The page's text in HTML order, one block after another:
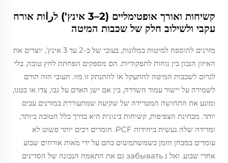
קשיחות ואורך אופטימליים (2–3 אינץ') לراות אורח
עקבי ולשילוב חלק של שכבות המיטה
מזרנים להוספה למיטות במלונות, בעובי של כ-2 עד 3 אינץ', יוצרים את
האיזון הנכון בין נוחות לתפקודיות. הם מספקים הפחתת לחץ טובה, בלי
לגרום לשכבות המיטה להתעקל או להתנתק זו מזו. העובי הזה תורם
לשמירה על יישור עמוד השדרה, בין אם ישן האדם על גבו, צדו או בטנו,
ומונע את התחושה המטרידה של שקיעה שמתעוררת במזרנים עבים
יותר. מבחינת הצפיפות, קשיחות בינונית היא בדרך כלל הטובה ביותר,
ומדידה שלה נעשית ביחידות PCF. חומרים רכים יותר פשוט לא
עומדים במבחן הזמן כשמשתמשים בהם על ידי מאות אורחים שבוע
אחרי שבוע. ואל נ забывать גם את התאמה הנכונה של הסדינים